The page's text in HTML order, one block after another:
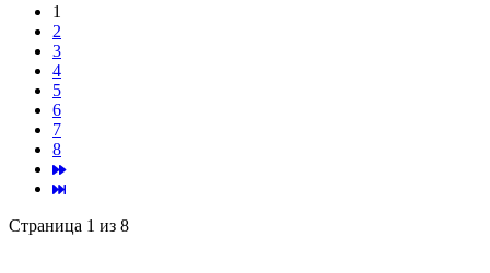
1
2
3
4
5
6
7
8
Страница 1 из 8